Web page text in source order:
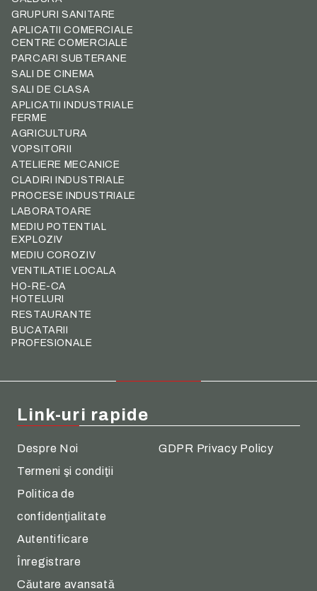
GRUPURI SANITARE
APLICATII COMERCIALE
CENTRE COMERCIALE
PARCARI SUBTERANE
SALI DE CINEMA
SALI DE CLASA
APLICATII INDUSTRIALE
FERME
AGRICULTURA
VOPSITORII
ATELIERE MECANICE
CLADIRI INDUSTRIALE
PROCESE INDUSTRIALE
LABORATOARE
MEDIU POTENTIAL
EXPLOZIV
MEDIU COROZIV
VENTILATIE LOCALA
HO-RE-CA
HOTELURI
RESTAURANTE
BUCATARII
PROFESIONALE
Link-uri rapide
Despre Noi
Termeni şi condiţii
Politica de
confidenţialitate
Autentificare
Înregistrare
Căutare avansată
GDPR Privacy Policy